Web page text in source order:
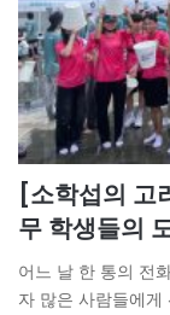
[소학섭의 고
무 학생들의
어느 날 한 통의 전
자 많은 사람들에게